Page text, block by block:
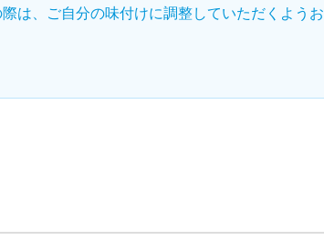
は、ご自分の味付けに調整していただくようお